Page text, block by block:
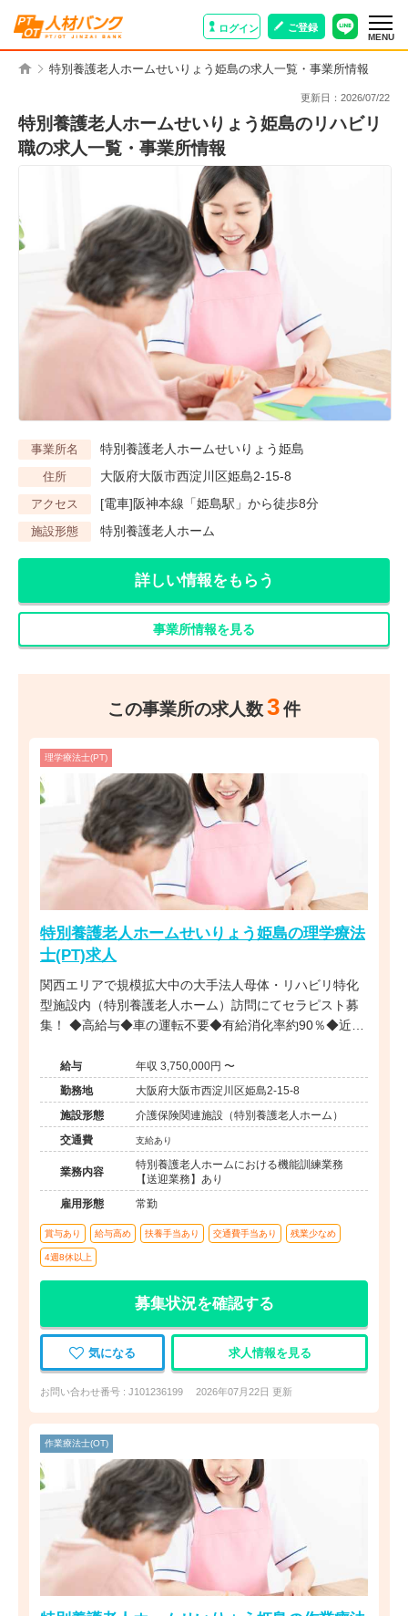
ログイン ご登録
MENU
特別養護老人ホームせいりょう姫島の求人一覧・事業所情報
更新日： 2026/07/22
特別養護老人ホームせいりょう姫島のリハビリ
職の求人一覧・事業所情報
事業所名 特別養護老人ホームせいりょう姫島
住所 大阪府大阪市西淀川区姫島2-15-8
アクセス [電車]阪神本線「姫島駅」から徒歩8分
施設形態 特別養護老人ホーム
詳しい情報をもらう
事業所情報を見る
この事業所の求人数3件
理学療法士(PT)
特別養護老人ホームせいりょう姫島の理学療法
士(PT)求人
関西エリアで規模拡大中の大手法人母体・リハビリ特化
型施設内（特別養護老人ホーム）訪問にてセラピスト募
集！ ◆高給与◆車の運転不要◆有給消化率約90％◆近
に伴う増員募集
給与
年収 3,750,000円 〜
勤務地
大阪府大阪市西淀川区姫島2-15-8
施設形態
介護保険関連施設（特別養護老人ホーム）
交通費
支給あり
業務内容
特別養護老人ホームにおける機能訓練業務
【送迎業務】あり
雇用形態
常勤
賞与あり 給与高め 扶養手当あり 交通費手当あり 残業少なめ
4週8休以上
募集状況を確認する
気になる 求人情報を見る
お問い合わせ番号 : J101236199 2026年07月22日 更新
作業療法士(OT)